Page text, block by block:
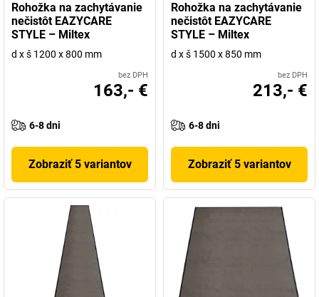
Rohožka na zachytávanie
nečistôt EAZYCARE
STYLE – Miltex
d x š 1200 x 800 mm
bez DPH
163,- €
6-8 dni
Zobraziť 5 variantov
Rohožka na zachytávanie
nečistôt EAZYCARE
STYLE – Miltex
d x š 1500 x 850 mm
bez DPH
213,- €
6-8 dni
Zobraziť 5 variantov